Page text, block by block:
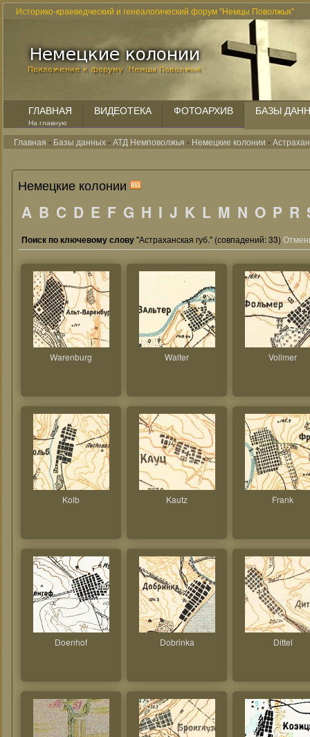
Историко-краеведческий и генеалогический форум "Немцы Поволжья"
ГЛАВНАЯ
На главную
ВИДЕОТЕКА ФОТОАРХИВ БАЗЫ
Главная - Базы данных-АТД Немповолжья - Немецкие колонии -
Немецкие колонии
A B C D E F G H I J K L M N O P R
Поиск по ключевому слову"Астраханская губ." (совпадений: 33)
Warenburg Walter Vollmer
Kolb Kautz Frank
Doenhof Dobrinka Dittel